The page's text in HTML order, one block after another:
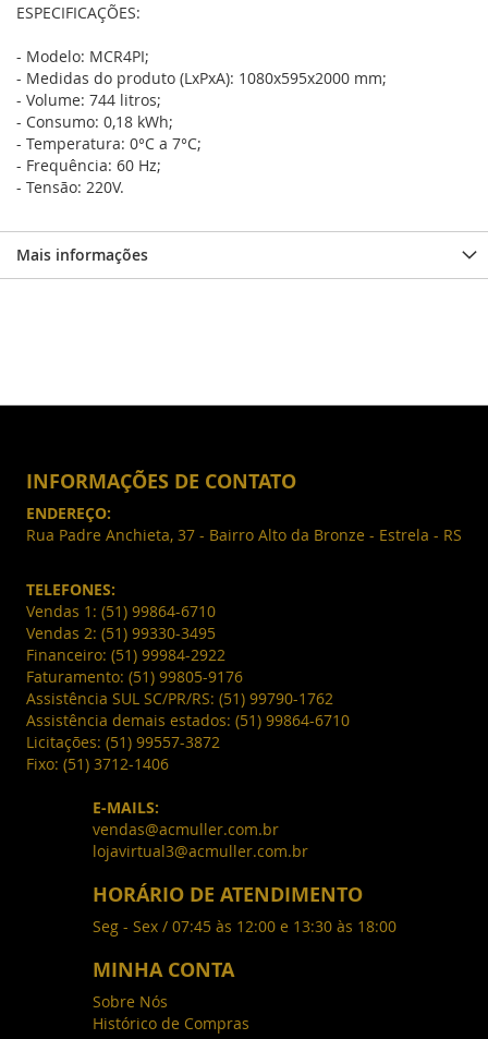
ESPECIFICAÇÕES:
- Modelo: MCR4PI;
- Medidas do produto (LxPxA): 1080x595x2000 mm;
- Volume: 744 litros;
- Consumo: 0,18 kWh;
- Temperatura: 0°C a 7°C;
- Frequência: 60 Hz;
- Tensão: 220V.
Mais informações
INFORMAÇÕES DE CONTATO
ENDEREÇO:
Rua Padre Anchieta, 37 - Bairro Alto da Bronze - Estrela - RS
TELEFONES:
Vendas 1: (51) 99864-6710
Vendas 2: (51) 99330-3495
Financeiro: (51) 99984-2922
Faturamento: (51) 99805-9176
Assistência SUL SC/PR/RS: (51) 99790-1762
Assistência demais estados: (51) 99864-6710
Licitações: (51) 99557-3872
Fixo: (51) 3712-1406
E-MAILS:
vendas@acmuller.com.br
lojavirtual3@acmuller.com.br
HORÁRIO DE ATENDIMENTO
Seg - Sex / 07:45 às 12:00 e 13:30 às 18:00
MINHA CONTA
Sobre Nós
Histórico de Compras